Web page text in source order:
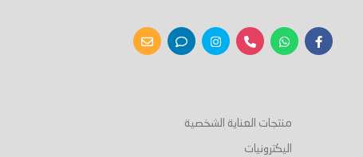
منتجات العناية الشخصية
اليكترونيات